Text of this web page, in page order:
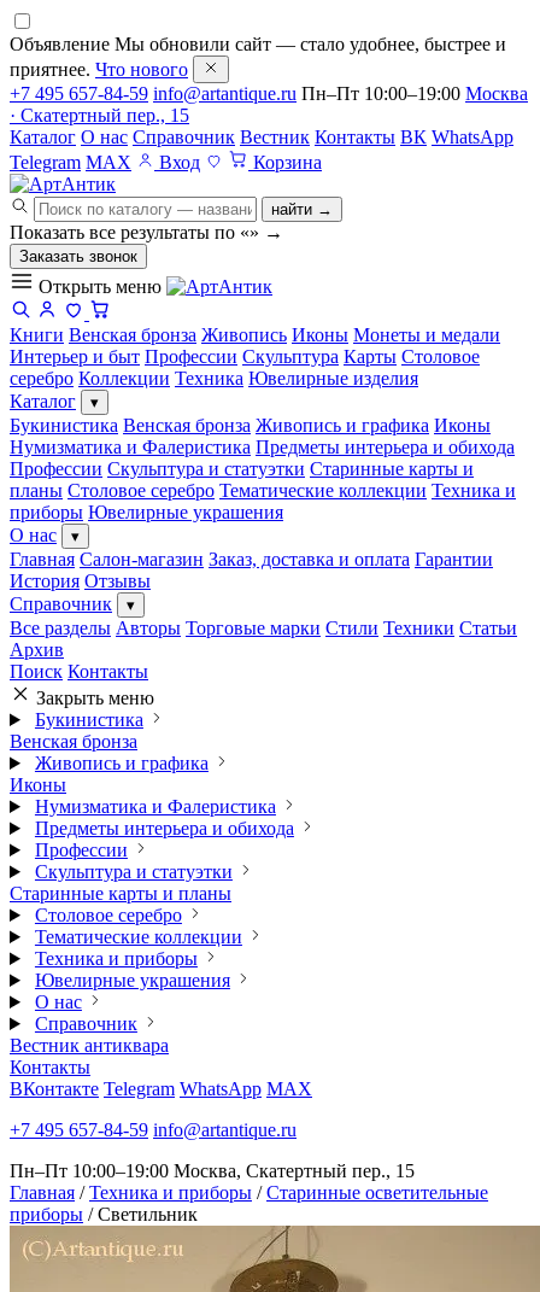
Объявление Мы обновили сайт — стало удобнее, быстрее и
приятнее. Что нового
+7 495 657-84-59 info@artantique.ru Пн–Пт 10:00–19:00 Москва
· Скатертный пер., 15
Каталог О нас Справочник Вестник Контакты ВК WhatsApp
Telegram MAX Вход Корзина
найти →
Показать все результаты по «» →
Заказать звонок
Открыть меню
Книги Венская бронза Живопись Иконы Монеты и медали
Интерьер и быт Профессии Скульптура Карты Столовое
серебро Коллекции Техника Ювелирные изделия
Каталог
▾
Букинистика Венская бронза Живопись и графика Иконы
Нумизматика и Фалеристика Предметы интерьера и обихода
Профессии Скульптура и статуэтки Старинные карты и
планы Столовое серебро Тематические коллекции Техника и
приборы Ювелирные украшения
О нас
▾
Главная Салон-магазин Заказ, доставка и оплата Гарантии
История Отзывы
Справочник
▾
Все разделы Авторы Торговые марки Стили Техники Статьи
Архив
Поиск Контакты
Закрыть меню
Букинистика
Венская бронза
Живопись и графика
Иконы
Нумизматика и Фалеристика
Предметы интерьера и обихода
Профессии
Скульптура и статуэтки
Старинные карты и планы
Столовое серебро
Тематические коллекции
Техника и приборы
Ювелирные украшения
О нас
Справочник
Вестник антиквара
Контакты
ВКонтакте Telegram WhatsApp MAX
+7 495 657-84-59 info@artantique.ru
Пн–Пт 10:00–19:00 Москва, Скатертный пер., 15
Главная / Техника и приборы / Старинные осветительные
приборы / Светильник